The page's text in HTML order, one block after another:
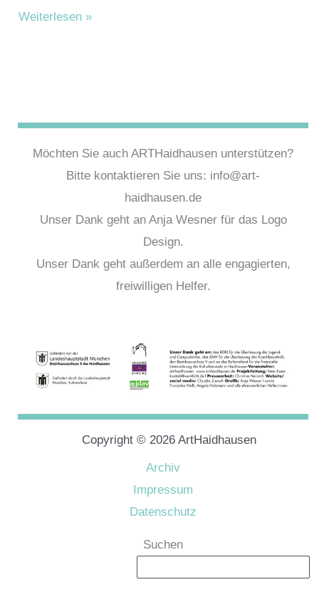
Schatzl,
Weiterlesen »
Möchten Sie auch ARTHaidhausen unterstützen?
Bitte kontaktieren Sie uns: info@art-
haidhausen.de
Unser Dank geht an Anja Wesner für das Logo
Design.
Unser Dank geht außerdem an alle engagierten,
freiwilligen Helfer.
Copyright © 2026 ArtHaidhausen
Archiv
Impressum
Datenschutz
Suchen